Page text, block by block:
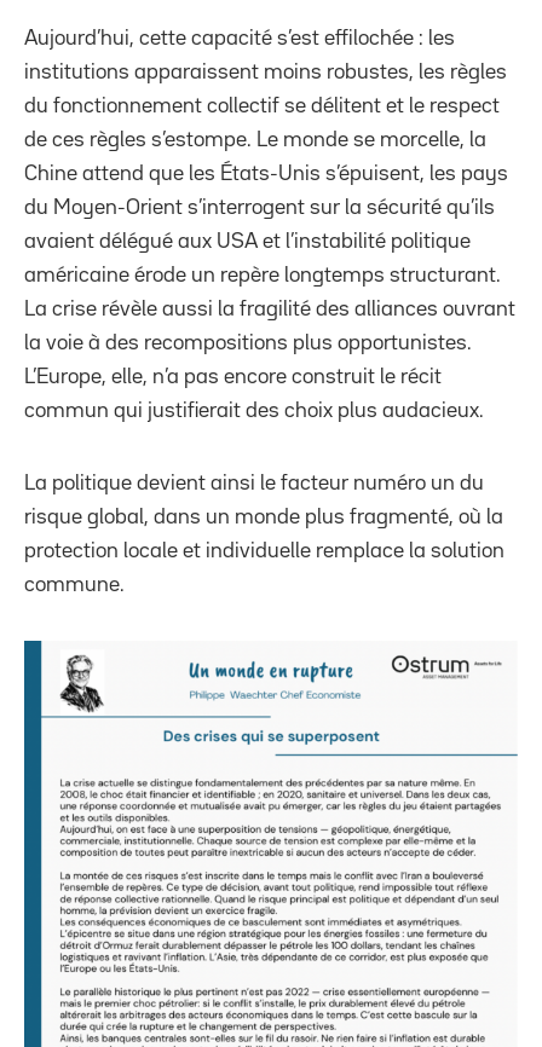
Aujourd’hui, cette capacité s’est effilochée : les
institutions apparaissent moins robustes, les règles
du fonctionnement collectif se délitent et le respect
de ces règles s’estompe. Le monde se morcelle, la
Chine attend que les États-Unis s’épuisent, les pays
du Moyen-Orient s’interrogent sur la sécurité qu’ils
avaient délégué aux USA et l’instabilité politique
américaine érode un repère longtemps structurant.
La crise révèle aussi la fragilité des alliances ouvrant
la voie à des recompositions plus opportunistes.
L’Europe, elle, n’a pas encore construit le récit
commun qui justifierait des choix plus audacieux.
La politique devient ainsi le facteur numéro un du
risque global, dans un monde plus fragmenté, où la
protection locale et individuelle remplace la solution
commune.